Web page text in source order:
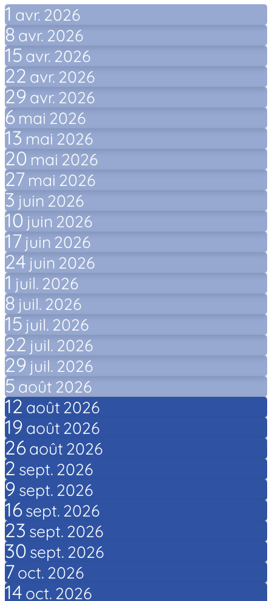
1 avr. 2026
8 avr. 2026
15 avr. 2026
22 avr. 2026
29 avr. 2026
6 mai 2026
13 mai 2026
20 mai 2026
27 mai 2026
3 juin 2026
10 juin 2026
17 juin 2026
24 juin 2026
1 juil. 2026
8 juil. 2026
15 juil. 2026
22 juil. 2026
29 juil. 2026
5 août 2026
12 août 2026
19 août 2026
26 août 2026
2 sept. 2026
9 sept. 2026
16 sept. 2026
23 sept. 2026
30 sept. 2026
7oct. 2026
14 oct. 2026